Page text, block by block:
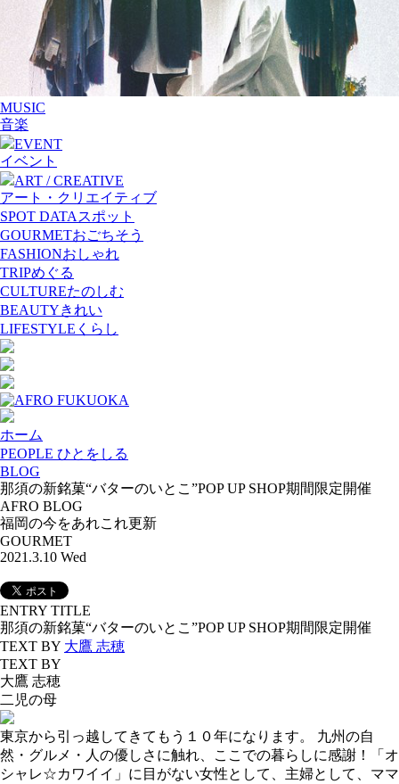
MUSIC
音楽
EVENT
イベント
ART / CREATIVE
アート・クリエイティブ
SPOT DATA スポット
GOURMETおごちそう
FASHIONおしゃれ
TRIPめぐる
CULTUREたのしむ
BEAUTYきれい
LIFESTYLE くらし
ホーム
PEOPLE ひとをしる
BLOG
那須の新銘菓“バターのいとこ”POP UP SHOP期間限定開催
AFRO BLOG
福岡の今をあれこれ更新
GOURMET
2021.3.10 Wed
ENTRY TITLE
那須の新銘菓“バターのいとこ”POP UP SHOP期間限定開催
TEXT BY 大鷹 志穂
TEXT BY
大鷹 志穂
二児の母
東京から引っ越してきてもう１０年になります。 九州の自
然・グルメ・人の優しさに触れ、ここでの暮らしに感謝！「オ
シャレ☆カワイイ」に目がない女性として、主婦として、ママ